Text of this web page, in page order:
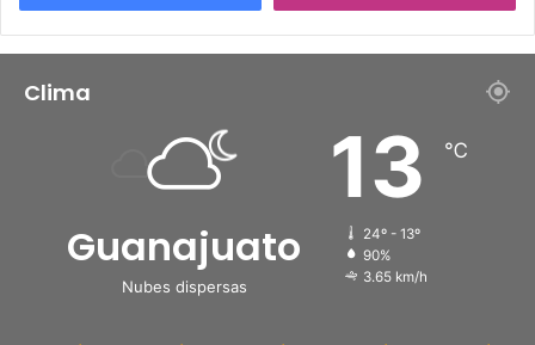
Clima
Guanajuato
Nubes dispersas
13 ℃
24º - 13º
90%
3.65 km/h